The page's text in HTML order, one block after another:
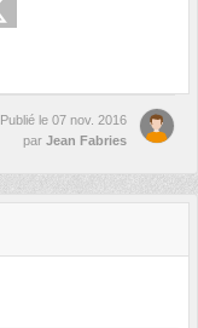
Publié le 07 nov. 2016
par Jean Fabries